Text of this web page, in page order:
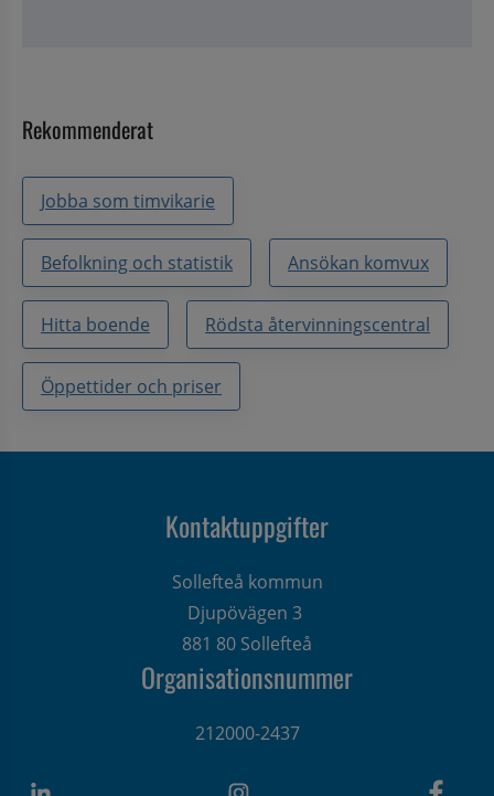
Rekommenderat
Jobba som timvikarie
Befolkning och statistik Ansökan komvux
Hitta boende Rödsta återvinningscentral
Öppettider och priser
Kontaktuppgifter
Sollefteå kommun
Djupövägen 3
881 80 Sollefteå
Organisationsnummer
212000-2437